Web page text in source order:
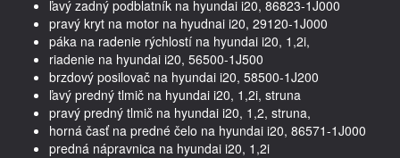
ľavý zadný podblatník na hyundai i20, 86823-1J000
pravý kryt na motor na hyudnai i20, 29120-1J000
páka na radenie rýchlostí na hyundai i20, 1,2i,
riadenie na hyundai i20, 56500-1J500
brzdový posilovač na hyundai i20, 58500-1J200
ľavý predný tlmič na hyundai i20, 1,2i, struna
pravý predný tlmič na hyundai i20, 1,2, struna,
horná časť na predné čelo na hyundai i20, 86571-1J000
predná nápravnica na hyundai i20, 1,2i